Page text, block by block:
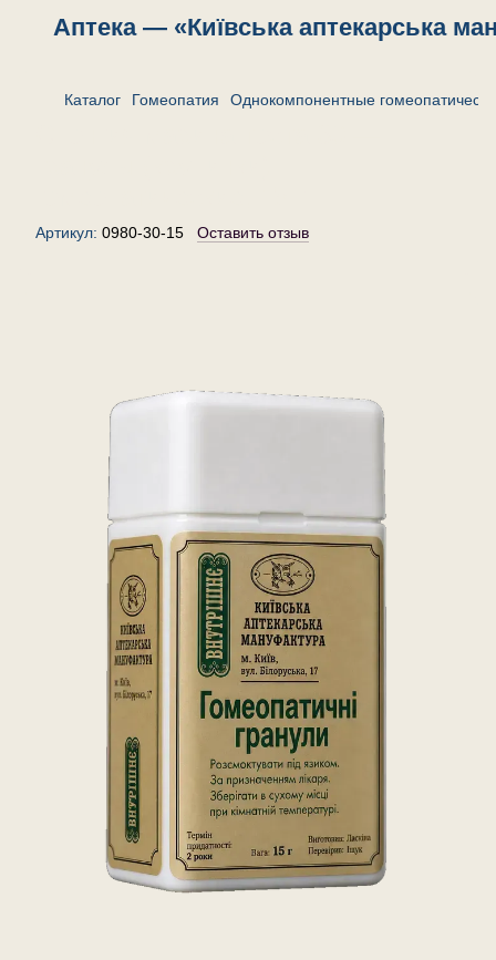
Аптека — «Київська аптекарська
Каталог Гомеопатия Однокомпонентные
Артикул: 0980-30-15 Оставить отзыв